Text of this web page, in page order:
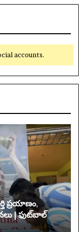
accounts.
ప్రయాణం,
| ఫుట్‌బాల్